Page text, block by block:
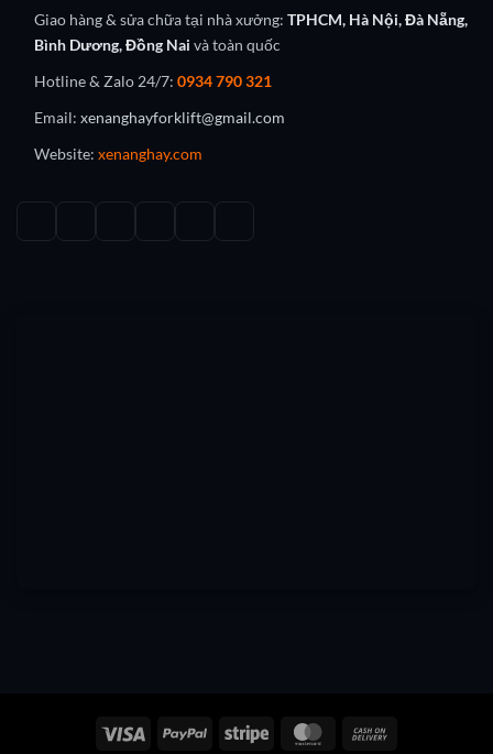
Giao hàng & sửa chữa tại nhà xưởng: TPHCM, Hà Nội, Đà Nẵng,
Bình Dương, Đồng Nai và toàn quốc
Hotline & Zalo 24/7: 0934 790 321
Email: xenanghayforklift@gmail.com
Website: xenanghay.com
Visa PayPal Stripe MasterCard